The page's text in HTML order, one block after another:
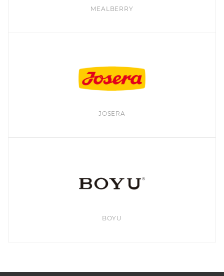
MEALBERRY
JOSERA
BOYU